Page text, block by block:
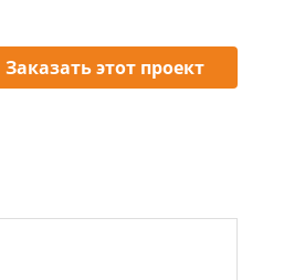
Заказать этот проект